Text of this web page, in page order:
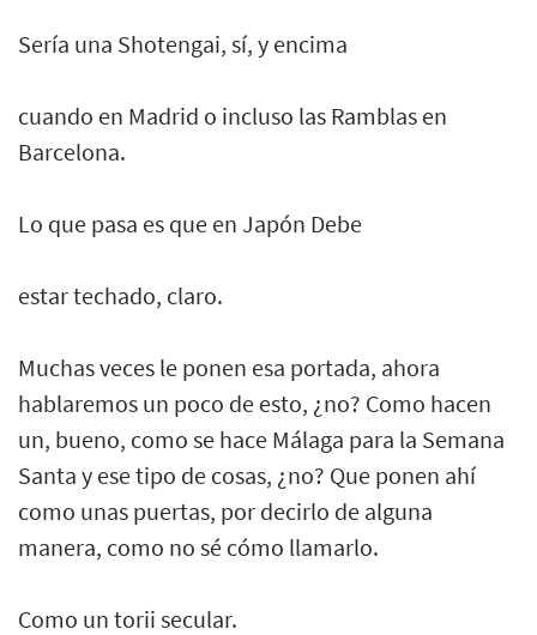
Sería una Shotengai, sí, y encima
cuando en Madrid o incluso las Ramblas en
Barcelona.
Lo que pasa es que en Japón Debe
estar techado, claro.
Muchas veces le ponen esa portada, ahora
hablaremos un poco de esto, ¿no? Como hacen
un, bueno, como se hace Málaga para la Semana
Santa y ese tipo de cosas, ¿no? Que ponen ahí
como unas puertas, por decirlo de alguna
manera, como no sé cómo llamarlo.
Como un torii secular.